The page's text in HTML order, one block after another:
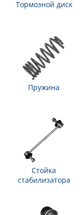
Тормозной диск
Пружина
Стойка
стабилизатора